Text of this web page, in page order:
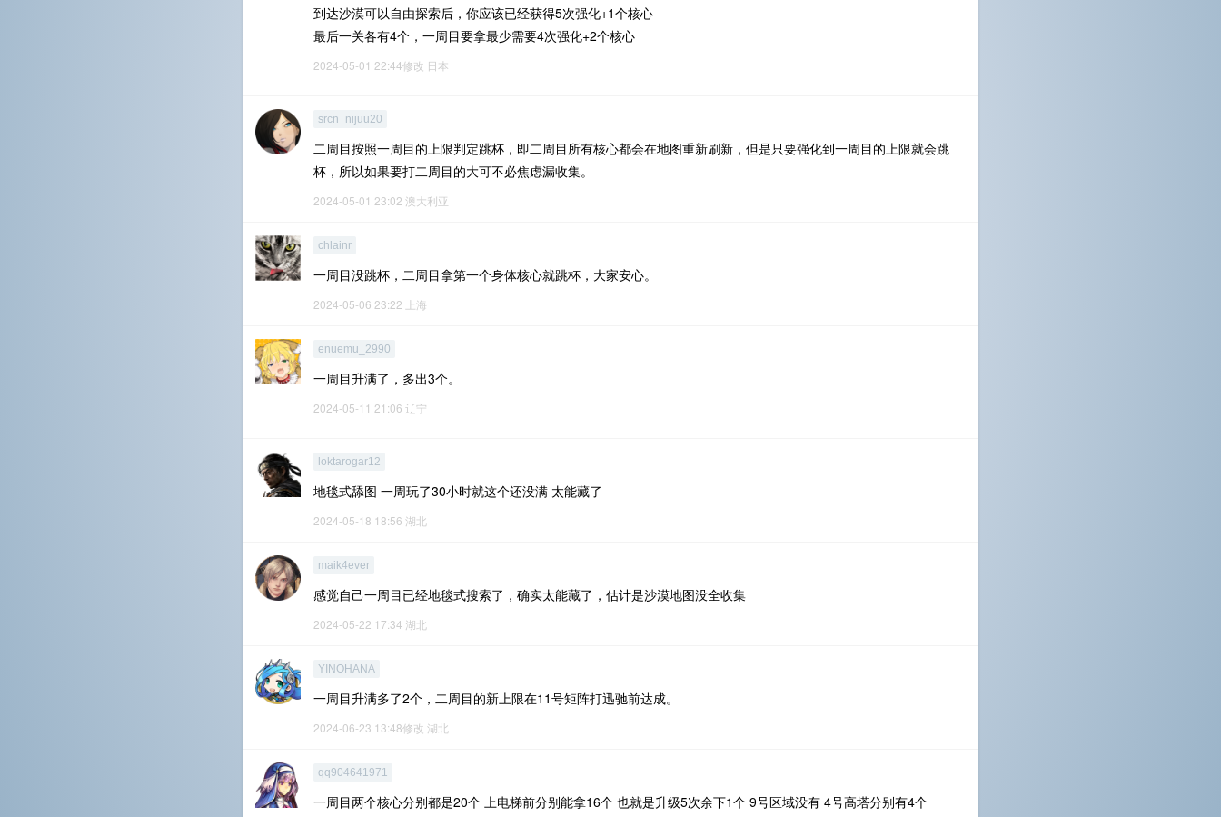
到达沙漠可以自由探索后，你应该已经获得5次强化+1个核心
最后一关各有4个，一周目要拿最少需要4次强化+2个核心
2024-05-01 22:44修改 日本
srcn_nijuu20
二周目按照一周目的上限判定跳杯，即二周目所有核心都会在地图重新刷新，但是只要强化到一周目的上限就会跳
杯，所以如果要打二周目的大可不必焦虑漏收集。
2024-05-01 23:02 澳大利亚
chlainr
一周目没跳杯，二周目拿第一个身体核心就跳杯，大家安心。
2024-05-06 23:22 上海
enuemu_2990
一周目升满了，多出3个。
2024-05-11 21:06 辽宁
loktarogar12
地毯式舔图 一周玩了30小时就这个还没满 太能藏了
2024-05-18 18:56 湖北
maik4ever
感觉自己一周目已经地毯式搜索了，确实太能藏了，估计是沙漠地图没全收集
2024-05-22 17:34 湖北
YINOHANA
一周目升满多了2个，二周目的新上限在11号矩阵打迅驰前达成。
2024-06-23 13:48修改 湖北
qq904641971
一周目两个核心分别都是20个 上电梯前分别能拿16个 也就是升级5次余下1个 9号区域没有 4号高塔分别有4个